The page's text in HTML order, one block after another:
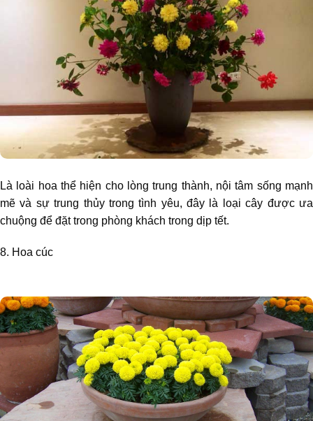
Là loài hoa thể hiện cho lòng trung thành, nội tâm sống mạnh
mẽ và sự trung thủy trong tình yêu, đây là loại cây được ưa
chuộng để đặt trong phòng khách trong dịp tết.
8. Hoa cúc